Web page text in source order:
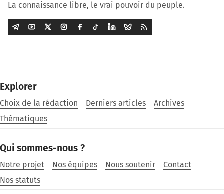
La connaissance libre, le vrai pouvoir du peuple.
Explorer
Choix de la rédaction Derniers articles
Archives
Thématiques
Qui sommes-nous ?
Notre projet Nos équipes Nous soutenir
Contact
Nos statuts